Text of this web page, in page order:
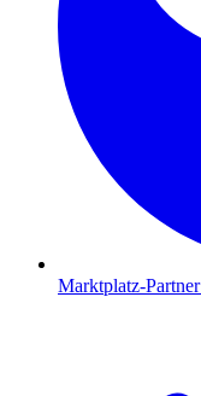
Marktplatz-Partner